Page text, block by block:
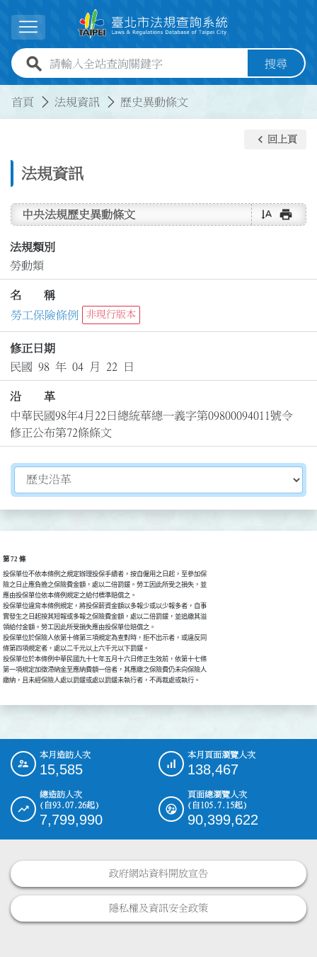
展開選單
全站查詢關鍵字欄位 搜尋
首頁 法規資訊 歷史異動條文
法規資訊
keyboard_arrow_left 回上頁
中央法規歷史異動條文 text_rotate_vertical print
法規類別
勞動類
名 稱
勞工保險條例
非現行版本
修正日期
民國 98 年 04 月 22 日
沿 革
中華民國98年4月22日總統華總一義字第09800094011號令
修正公布第72條條文
切換選擇法規資訊內容
第 72 條
投保單位不依本條例之規定辦理投保手續者，按自僱用之日起，至參加保
險之日止應負擔之保險費金額，處以二倍罰鍰。勞工因此所受之損失，並
應由投保單位依本條例規定之給付標準賠償之。
投保單位違背本條例規定，將投保薪資金額以多報少或以少報多者，自事
實發生之日起按其短報或多報之保險費金額，處以二倍罰鍰，並追繳其溢
領給付金額。勞工因此所受損失應由投保單位賠償之。
投保單位於保險人依第十條第三項規定為查對時，拒不出示者，或違反同
條第四項規定者，處以二千元以上六千元以下罰鍰。
投保單位於本條例中華民國九十七年五月十六日修正生效前，依第十七條
第一項規定加徵滯納金至應納費額一倍者，其應繳之保險費仍未向保險人
繳納，且未經保險人處以罰鍰或處以罰鍰未執行者，不再裁處或執行。
::: 本月造訪人次
15,585
本月頁面瀏覽人次
138,467
總造訪人次
(自93.07.26起)
7,799,990
頁面總瀏覽人次
(自105.7.15起)
90,399,622
政府網站資料開放宣告
隱私權及資訊安全政策